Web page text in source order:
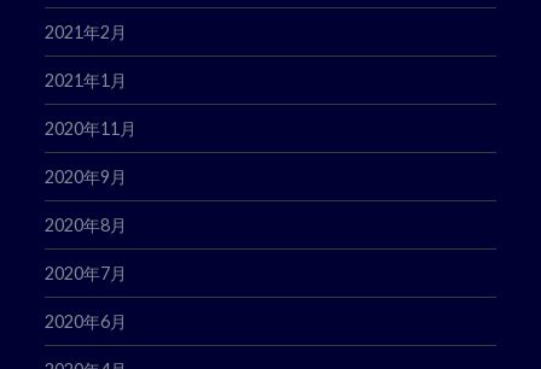
2021年2月
2021年1月
2020年11月
2020年9月
2020年8月
2020年7月
2020年6月